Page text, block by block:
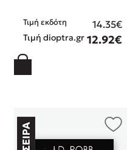
Τιμή εκδότη 14.35€
Τιμή dioptra.gr 12.92€